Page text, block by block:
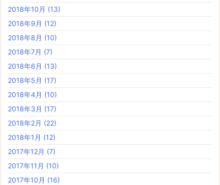
2018年10月 (13)
2018年9月 (12)
2018年8月 (10)
2018年7月 (7)
2018年6月 (13)
2018年5月 (17)
2018年4月 (10)
2018年3月 (17)
2018年2月 (22)
2018年1月 (12)
2017年12月 (7)
2017年11月 (10)
2017年10月 (16)